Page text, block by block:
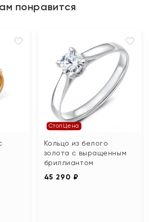
понравится
СтопЦена
Кольцо из белого
золота с выращенным
бриллиантом
45 290 ₽